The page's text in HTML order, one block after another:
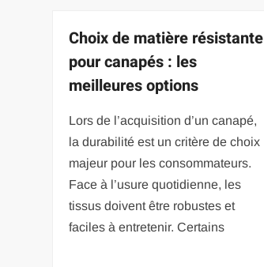
Choix de matière résistante
pour canapés : les
meilleures options
Lors de l’acquisition d’un canapé,
la durabilité est un critère de choix
majeur pour les consommateurs.
Face à l’usure quotidienne, les
tissus doivent être robustes et
faciles à entretenir. Certains